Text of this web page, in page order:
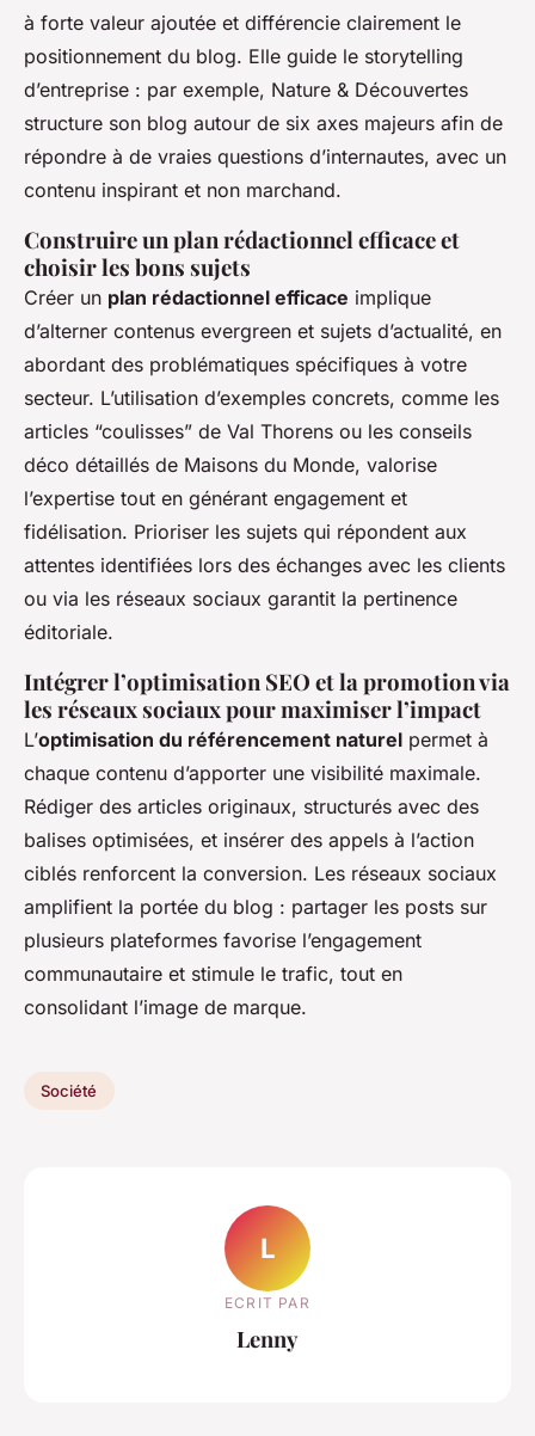
à forte valeur ajoutée et différencie clairement le
positionnement du blog. Elle guide le storytelling
d’entreprise : par exemple, Nature & Découvertes
structure son blog autour de six axes majeurs afin de
répondre à de vraies questions d’internautes, avec un
contenu inspirant et non marchand.
Construire un plan rédactionnel efficace et
choisir les bons sujets
Créer un plan rédactionnel efficace implique
d’alterner contenus evergreen et sujets d’actualité, en
abordant des problématiques spécifiques à votre
secteur. L’utilisation d’exemples concrets, comme les
articles “coulisses” de Val Thorens ou les conseils
déco détaillés de Maisons du Monde, valorise
l’expertise tout en générant engagement et
fidélisation. Prioriser les sujets qui répondent aux
attentes identifiées lors des échanges avec les clients
ou via les réseaux sociaux garantit la pertinence
éditoriale.
Intégrer l’optimisation SEO et la promotion via
les réseaux sociaux pour maximiser l’impact
L’optimisation du référencement naturel permet à
chaque contenu d’apporter une visibilité maximale.
Rédiger des articles originaux, structurés avec des
balises optimisées, et insérer des appels à l’action
ciblés renforcent la conversion. Les réseaux sociaux
amplifient la portée du blog : partager les posts sur
plusieurs plateformes favorise l’engagement
communautaire et stimule le trafic, tout en
consolidant l’image de marque.
Société
L
ECRIT PAR
Lenny